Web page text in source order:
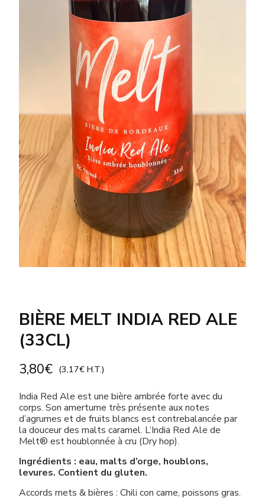
BIÈRE MELT INDIA RED ALE
(33CL)
3,80€ (3,17€ H.T.)
India Red Ale est une bière ambrée forte avec du
corps. Son amertume très présente aux notes
d’agrumes et de fruits blancs est contrebalancée par
la douceur des malts caramel. L’India Red Ale de
Melt® est houblonnée à cru (Dry hop).
Ingrédients : eau, malts d’orge, houblons,
levures. Contient du gluten.
Accords mets & bières : Chili con carne, poissons gras.